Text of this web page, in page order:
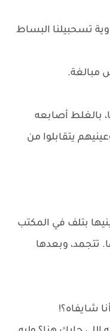
تسحبيلنا البساط
مبالغة.
بالغلط أصابعه
يتقابلوا من
بتلف في المكتب
تتجمد، وبعدها
شايفاه؟!